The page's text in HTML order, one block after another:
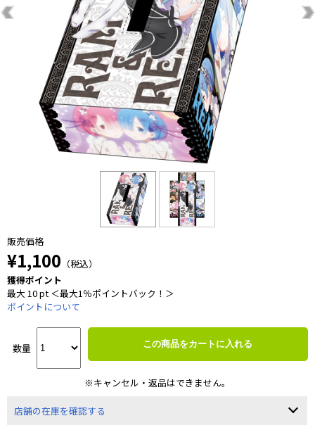
販売価格
¥1,100 （税込）
獲得ポイント
最大 10 pt ＜最大1％ポイントバック！＞
ポイントについて
数量 この商品をカートに入れる
※キャンセル・返品はできません。
店舗の在庫を確認する